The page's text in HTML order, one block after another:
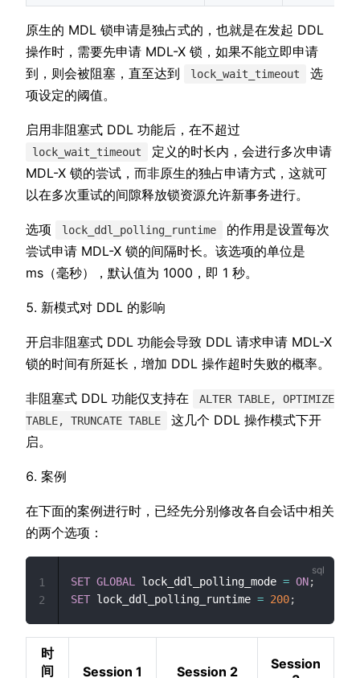
原生的 MDL 锁申请是独占式的，也就是在发起 DDL
操作时，需要先申请 MDL-X 锁，如果不能立即申请
到，则会被阻塞，直至达到
lock_wait_timeout
选
项设定的阈值。
启用非阻塞式 DDL 功能后，在不超过
lock_wait_timeout
定义的时长内，会进行多次申请
MDL-X 锁的尝试，而非原生的独占申请方式，这就可
以在多次重试的间隙释放锁资源允许新事务进行。
选项 lock_ddl_polling_runtime
的作用是设置每次
尝试申请 MDL-X 锁的间隔时长。该选项的单位是
ms（毫秒），默认值为 1000，即 1 秒。
新模式对 DDL 的影响
开启非阻塞式 DDL 功能会导致 DDL 请求申请 MDL-X
锁的时间有所延长，增加 DDL 操作超时失败的概率。
非阻塞式 DDL 功能仅支持在
ALTER TABLE, OPTIMIZE
TABLE, TRUNCATE TABLE
这几个 DDL 操作模式下开
启。
案例
在下面的案例进行时，已经先分别修改各自会话中相关
的两个选项：
SET GLOBAL lock_ddl_polling_mode = ON;
SET lock_ddl_polling_runtime = 200;
1
2
时
间
Session 1 Session 2
Session